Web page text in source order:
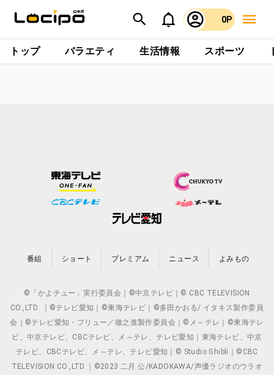
0P
トップ バラエティ 生活情報 スポーツ
番組 ショート プレミアム ニュース よみもの
©「かよチュー」実行委員会｜©中京テレビ｜© CBC TELEVISION
CO.,LTD. ｜©テレビ愛知｜©東海テレビ｜©多田かおる/ イタキス製作委員
会｜©テレビ愛知・フリュー／徹之進製作委員会｜©メ～テレ｜©東海テレ
ビ、中京テレビ、CBCテレビ、メ～テレ、テレビ愛知｜東海テレビ、中京
テレビ、CBCテレビ、メ～テレ、テレビ愛知｜© Studio Ghibli｜©CBC
TELEVISION CO.,LTD.｜©2023 二月 公/KADOKAWA/声優ラジオのウラオ